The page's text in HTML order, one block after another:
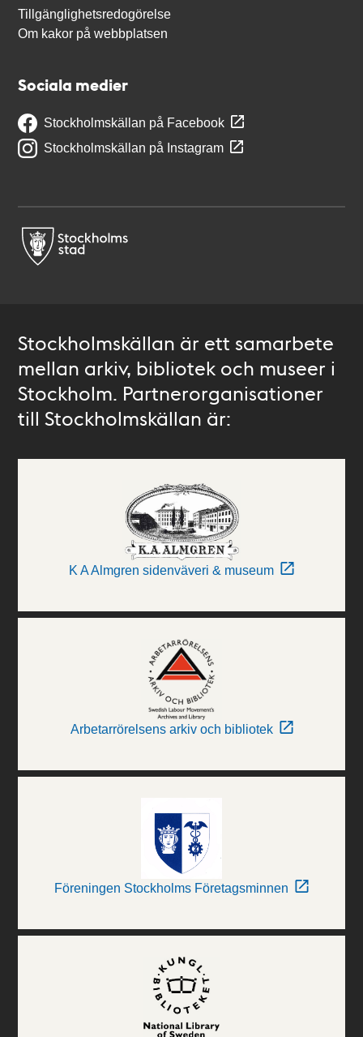
Tillgänglighetsredogörelse
Om kakor på webbplatsen
Sociala medier
Stockholmskällan på Facebook
Stockholmskällan på Instagram
Stockholmskällan är ett samarbete
mellan arkiv, bibliotek och museer i
Stockholm. Partnerorganisationer
till Stockholmskällan är:
K A Almgren sidenväveri & museum
Arbetarrörelsens arkiv och bibliotek
Föreningen Stockholms Företagsminnen